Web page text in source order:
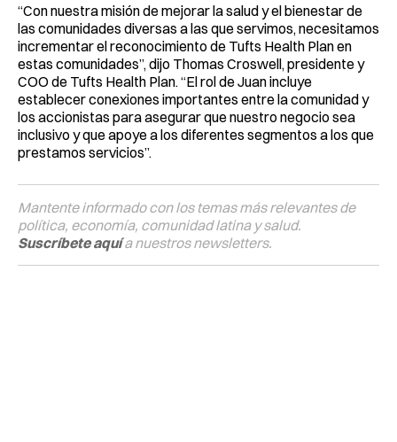
“Con nuestra misión de mejorar la salud y el bienestar de
las comunidades diversas a las que servimos, necesitamos
incrementar el reconocimiento de Tufts Health Plan en
estas comunidades”, dijo Thomas Croswell, presidente y
COO de Tufts Health Plan. “El rol de Juan incluye
establecer conexiones importantes entre la comunidad y
los accionistas para asegurar que nuestro negocio sea
inclusivo y que apoye a los diferentes segmentos a los que
prestamos servicios”.
Mantente informado con los temas más relevantes de
política, economía, comunidad latina y salud.
Suscríbete aquía nuestros newsletters.